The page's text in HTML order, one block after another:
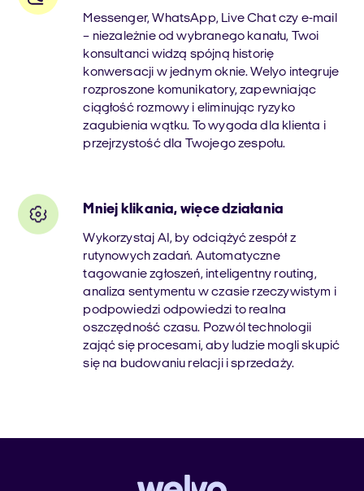
Messenger, WhatsApp, Live Chat czy e-mail
– niezależnie od wybranego kanału, Twoi
konsultanci widzą spójną historię
konwersacji w jednym oknie. Welyo integruje
rozproszone komunikatory, zapewniając
ciągłość rozmowy i eliminując ryzyko
zagubienia wątku. To wygoda dla klienta i
przejrzystość dla Twojego zespołu.
Mniej klikania, więce działania
Wykorzystaj AI, by odciążyć zespół z
rutynowych zadań. Automatyczne
tagowanie zgłoszeń, inteligentny routing,
analiza sentymentu w czasie rzeczywistym i
podpowiedzi odpowiedzi to realna
oszczędność czasu. Pozwól technologii
zająć się procesami, aby ludzie mogli skupić
się na budowaniu relacji i sprzedaży.